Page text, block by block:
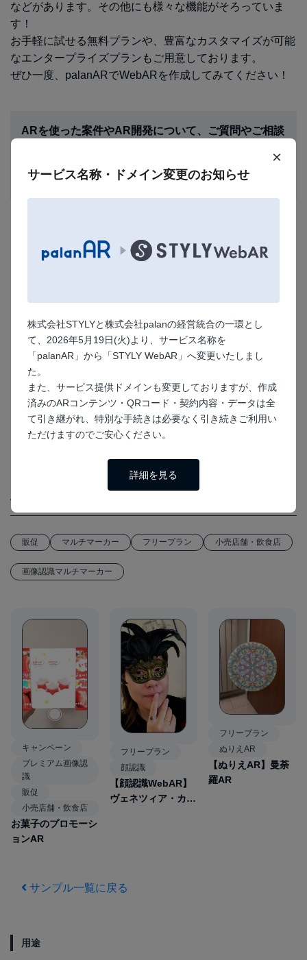
×
サービス名称・ドメイン変更のお知らせ
株式会社STYLYと株式会社palanの経営統合の一環とし
て、2026年5月19日(火)より、サービス名称を
「palanAR」から「STYLY WebAR」へ変更いたしまし
た。
また、サービス提供ドメインも変更しておりますが、作成
済みのARコンテンツ・QRコード・契約内容・データは全
て引き継がれ、特別な手続きは必要なく引き続きご利用い
ただけますのでご安心ください。
詳細を見る
などがあります。その他にも様々な機能がそろっていま
す！
お手軽に試せる無料プランや、豊富なカスタマイズが可能
なエンタープライズプランもご用意しております。
ぜひ一度、palanARでWebARを作成してみてください！
ARを使った案件やAR開発について、ご質問やご相談
お問い合わせ
似たサンプルを見る
販促 マルチマーカー フリープラン 小売店舗・飲食店
画像認識マルチマーカー
キャンペーン
プレミアム画像認
識
販促
小売店舗・飲食店
お菓子のプロモーシ
ョンAR
フリープラン
顔認識
【顔認識WebAR】
ヴェネツィア・カー
フリープラン
ぬりえAR
【ぬりえAR】曼荼
羅AR
サンプル一覧に戻る
用途